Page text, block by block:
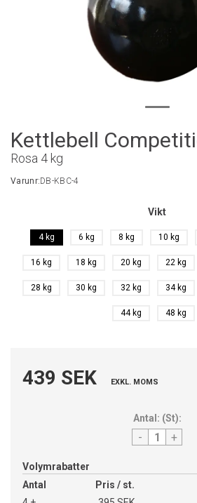
Kettlebell
Rosa 4 kg
Varunr:DB-KBC-4
Vikt
4 kg 6 kg 8 kg 10 kg
16 kg 18 kg 20 kg 22 kg
28 kg 30 kg 32 kg 34 kg
44 kg 48 kg
439 SEK EXKL. MOMS
Antal: (St):
- +
Volymrabatter
Antal
Pris / st.